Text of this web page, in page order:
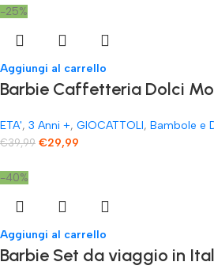
-25%
Aggiungi al carrello
​Barbie Caffetteria Dolci
ETA', 3 Anni +, GIOCATTOLI, Bambole e
€39,99 €29,99
-40%
Aggiungi al carrello
Barbie Set da viaggio in